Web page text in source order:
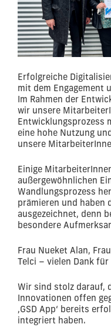
Erfolgreiche
mit dem Engagement
Im Rahmen der
wir unsere
Entwicklungsprozess
eine hohe Nutzung
unsere
Einige
außergewöhnlichen
Wandlungsprozess
prämieren und haben
ausgezeichnet, denn
besondere
Frau Nueket Alan,
Telci – vielen Dank
Wir sind stolz darauf,
Innovationen offen
‚GSD App‘ bereits
integriert haben.